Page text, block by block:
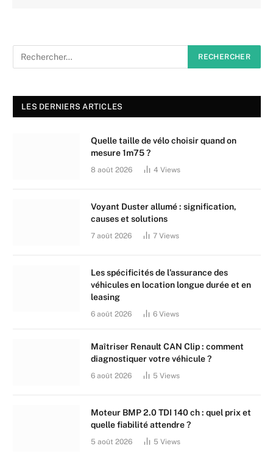
LES DERNIERS ARTICLES
Quelle taille de vélo choisir quand on
mesure 1m75 ?
8 août 2026 4 Views
Voyant Duster allumé : signification,
causes et solutions
7 août 2026 7 Views
Les spécificités de l’assurance des
véhicules en location longue durée et en
leasing
6 août 2026 6 Views
Maîtriser Renault CAN Clip : comment
diagnostiquer votre véhicule ?
6 août 2026 5 Views
Moteur BMP 2.0 TDI 140 ch : quel prix et
quelle fiabilité attendre ?
5 août 2026 5 Views